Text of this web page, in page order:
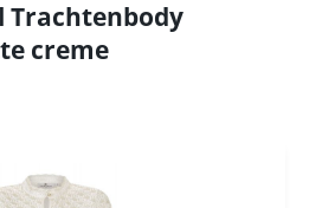
Trachtenbody
creme